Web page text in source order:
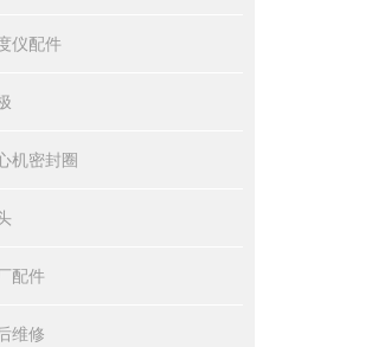
仪配件
机密封圈
配件
维修